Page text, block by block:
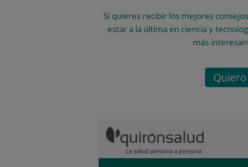
Si quieres recibir los mejores
estar a la última en ciencia y
más